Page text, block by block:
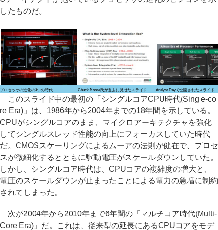
したものだ。
プロセッサの進化の3つの時代 Chuck Moore氏が過去に見せたスライド Analyst Dayで公開されたスライド
このスライド中の最初の「シングルコアCPU時代(Single-co
re Era)」は、1986年から2004年までの18年間を示している。
CPUがシングルコアのまま、マイクロアーキテクチャを強化
してシングルスレッド性能の向上にフォーカスしていた時代
だ。CMOSスケーリングによるムーアの法則が健在で、プロセ
スが微細化するとともに駆動電圧がスケールダウンしていた。
しかし、シングルコア時代は、CPUコアの複雑度の増大と、
電圧のスケールダウンが止まったことによる電力の急増に制約
されてしまった。
次が2004年から2010年まで6年間の「マルチコア時代(Multi-
Core Era)」だ。これは、従来型の延長にあるCPUコアをモデ